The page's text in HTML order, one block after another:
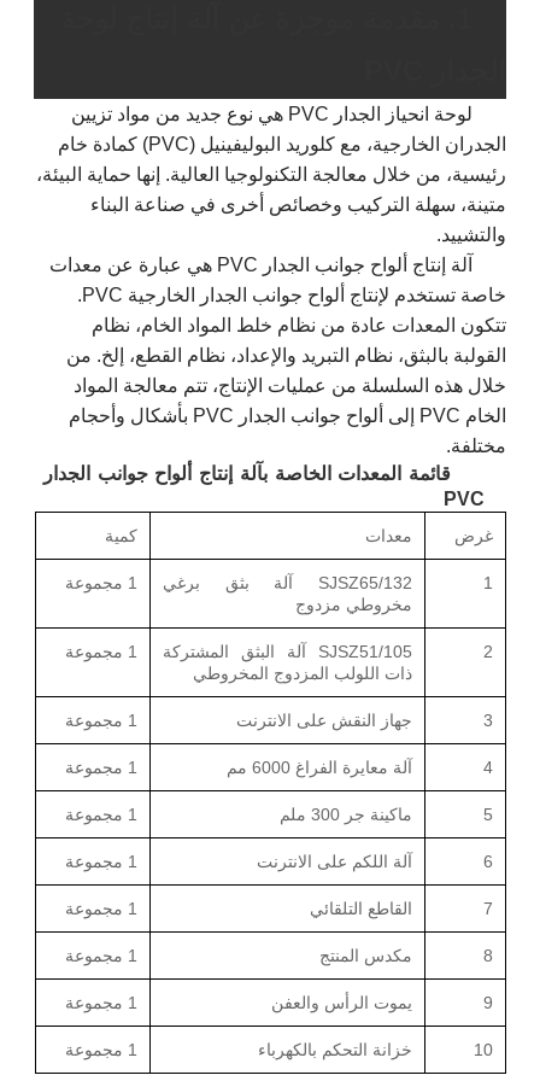
لوحة انحياز الجدار PVC هي نوع جديد من مواد تزيين
الجدران الخارجية، مع كلوريد البوليفينيل (PVC) كمادة خام
رئيسية، من خلال معالجة التكنولوجيا العالية. إنها حماية البيئة،
متينة، سهلة التركيب وخصائص أخرى في صناعة البناء
والتشييد.
آلة إنتاج ألواح جوانب الجدار PVC هي عبارة عن معدات
خاصة تستخدم لإنتاج ألواح جوانب الجدار الخارجية PVC.
تتكون المعدات عادة من نظام خلط المواد الخام، نظام
القولبة بالبثق، نظام التبريد والإعداد، نظام القطع، إلخ. من
خلال هذه السلسلة من عمليات الإنتاج، تتم معالجة المواد
الخام PVC إلى ألواح جوانب الجدار PVC بأشكال وأحجام
مختلفة.
قائمة المعدات الخاصة بآلة إنتاج ألواح جوانب الجدار
PVC
غرض معدات كمية
1
SJSZ65/132 آلة بثق برغي
مخروطي مزدوج
1 مجموعة
2
SJSZ51/105 آلة البثق المشتركة
ذات اللولب المزدوج المخروطي
1 مجموعة
3 جهاز النقش على الانترنت 1 مجموعة
4 آلة معايرة الفراغ 6000 مم 1 مجموعة
5 ماكينة جر 300 ملم 1 مجموعة
6 آلة اللكم على الانترنت 1 مجموعة
7 القاطع التلقائي 1 مجموعة
8 مكدس المنتج 1 مجموعة
9 يموت الرأس والعفن 1 مجموعة
10 خزانة التحكم بالكهرباء 1 مجموعة